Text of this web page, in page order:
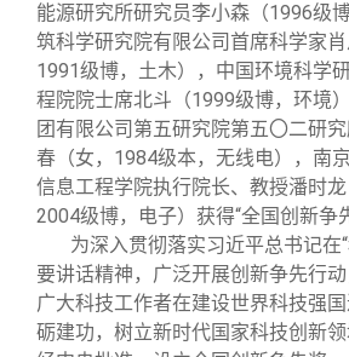
能源研究所研究员李小森（1996级
筑科学研究院有限公司首席科学家肖
1991级博，土木），中国环境科学
程院院士席北斗（1999级博，环境
团有限公司第五研究院第五〇二研
春（女，1984级本，无线电），南
信息工程学院执行院长、教授潘时龙
2004级博，电子）获得“全国创新争
为深入贯彻落实习近平总书记在
要讲话精神，广泛开展创新争先行
广大科技工作者在建设世界科技强
砺建功，树立新时代国家科技创新